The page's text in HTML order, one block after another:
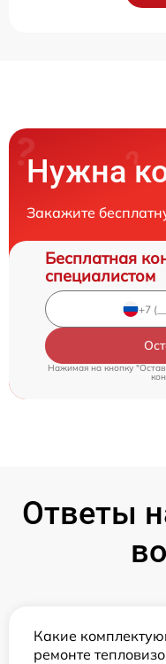
Нужна
Закажите
Бесплатная
специалистом
Нажимая на кнопку
Ответы
Какие
ремонте